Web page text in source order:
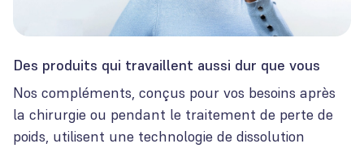
Des produits qui travaillent aussi dur que vous
Nos compléments, conçus pour vos besoins après
la chirurgie ou pendant le traitement de perte de
poids, utilisent une technologie de dissolution